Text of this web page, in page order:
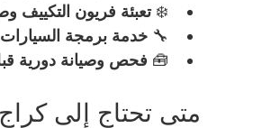
❄️ تعبئة فريون التكييف
🔧 خدمة برمجة السيارات
🧰 فحص وصيانة دورية
متى تحتاج إلى